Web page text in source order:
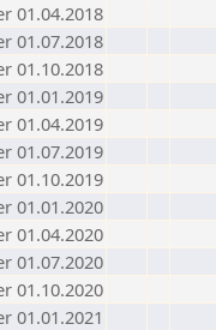
01.04.2018
01.07.2018
01.10.2018
01.01.2019
01.04.2019
01.07.2019
01.10.2019
01.01.2020
01.04.2020
01.07.2020
01.10.2020
01.01.2021